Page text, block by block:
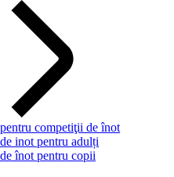
competiţii de înot
inot pentru adulți
înot pentru copii